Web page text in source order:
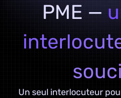
PME —
Un seul interlocuteur